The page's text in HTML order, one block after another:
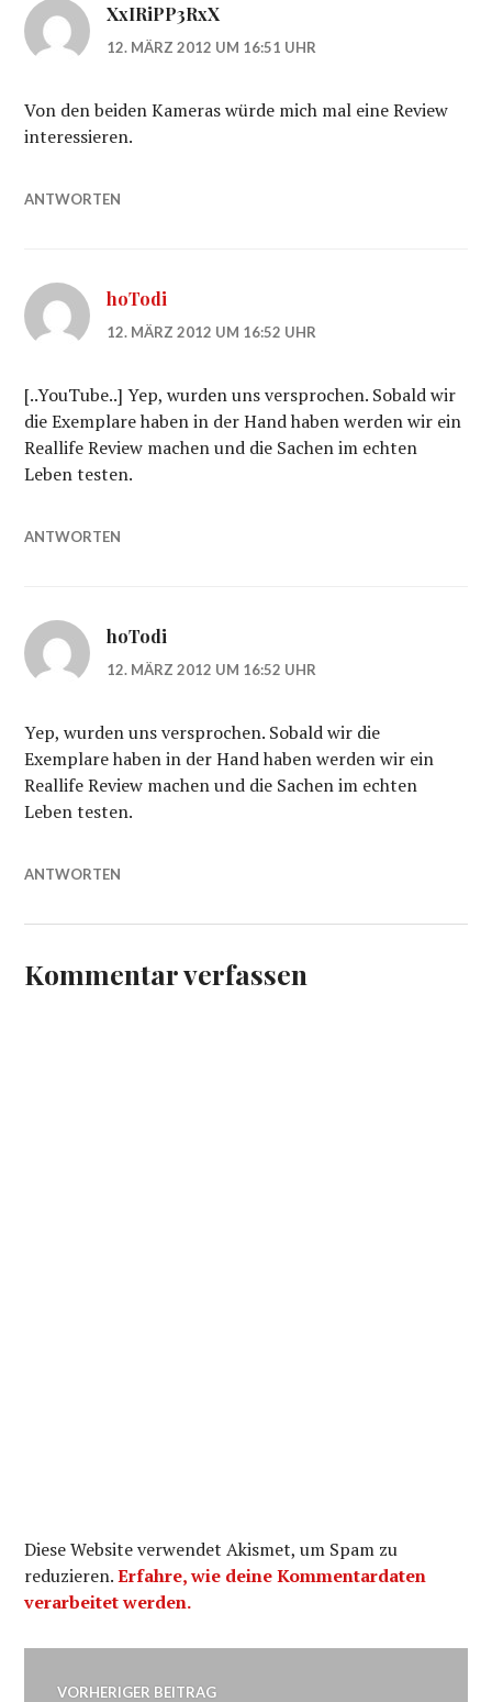
XxIRiPP3RxX
12. MÄRZ 2012 UM 16:51 UHR
Von den beiden Kameras würde mich mal eine Review
interessieren.
ANTWORTEN
hoTodi
12. MÄRZ 2012 UM 16:52 UHR
[..YouTube..] Yep, wurden uns versprochen. Sobald wir
die Exemplare haben in der Hand haben werden wir ein
Reallife Review machen und die Sachen im echten
Leben testen.
ANTWORTEN
hoTodi
12. MÄRZ 2012 UM 16:52 UHR
Yep, wurden uns versprochen. Sobald wir die
Exemplare haben in der Hand haben werden wir ein
Reallife Review machen und die Sachen im echten
Leben testen.
ANTWORTEN
Kommentar verfassen
Diese Website verwendet Akismet, um Spam zu
reduzieren.Erfahre, wie deine Kommentardaten
verarbeitet werden.
Beitragsnavigation
VORHERIGER BEITRAG